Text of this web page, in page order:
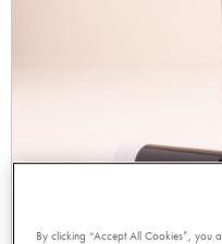
By clicking “Accept All Cookies”, you